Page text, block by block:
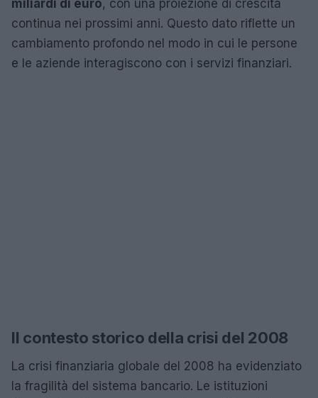
miliardi di euro, con una proiezione di crescita
continua nei prossimi anni. Questo dato riflette un
cambiamento profondo nel modo in cui le persone
e le aziende interagiscono con i servizi finanziari.
Il contesto storico della crisi del 2008
La crisi finanziaria globale del 2008 ha evidenziato
la fragilità del sistema bancario. Le istituzioni